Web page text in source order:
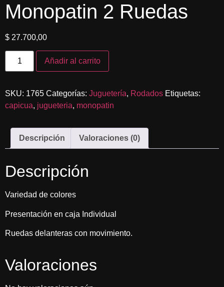
Monopatin 2 Ruedas
$ 27.700,00
Añadir al carrito
SKU: 1765 Categorías: Juguetería, Rodados Etiquetas:
capicua, jugueteria, monopatin
Descripción Valoraciones (0)
Descripción
Variedad de colores
Presentación en caja Individual
Ruedas delanteras con movimiento.
Valoraciones